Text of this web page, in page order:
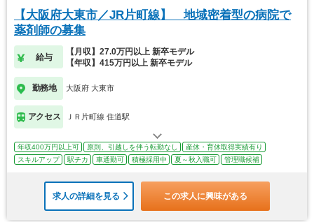
【大阪府大東市／JR片町線】 地域密着型の病院で
薬剤師の募集
給与
【月収】27.0万円以上 新卒モデル
【年収】415万円以上 新卒モデル
勤務地 大阪府 大東市
アクセス ＪＲ片町線 住道駅
年収400万円以上可 原則、引越しを伴う転勤なし
産休・育休取得実績有り
スキルアップ
駅チカ 車通勤可 積極採用中 夏～秋入職可 管理職候補
求人の詳細を見る この求人に興味がある